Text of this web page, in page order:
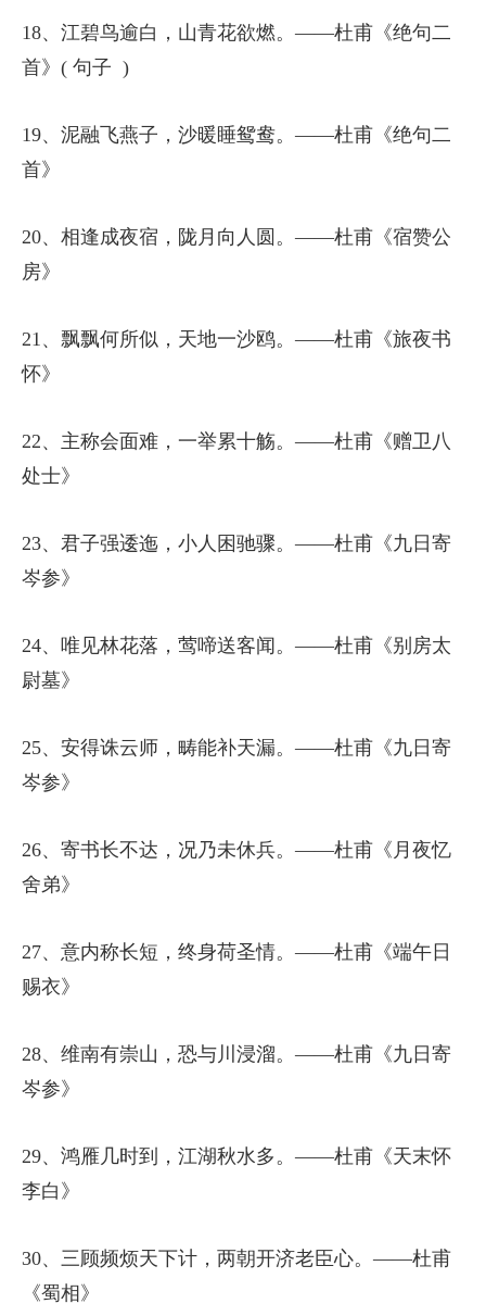
18、江碧鸟逾白，山青花欲燃。——杜甫《绝句二
首》( 句子 )
19、泥融飞燕子，沙暖睡鸳鸯。——杜甫《绝句二
首》
20、相逢成夜宿，陇月向人圆。——杜甫《宿赞公
房》
21、飘飘何所似，天地一沙鸥。——杜甫《旅夜书
怀》
22、主称会面难，一举累十觞。——杜甫《赠卫八
处士》
23、君子强逶迤，小人困驰骤。——杜甫《九日寄
岑参》
24、唯见林花落，莺啼送客闻。——杜甫《别房太
尉墓》
25、安得诛云师，畴能补天漏。——杜甫《九日寄
岑参》
26、寄书长不达，况乃未休兵。——杜甫《月夜忆
舍弟》
27、意内称长短，终身荷圣情。——杜甫《端午日
赐衣》
28、维南有崇山，恐与川浸溜。——杜甫《九日寄
岑参》
29、鸿雁几时到，江湖秋水多。——杜甫《天末怀
李白》
30、三顾频烦天下计，两朝开济老臣心。——杜甫
《蜀相》